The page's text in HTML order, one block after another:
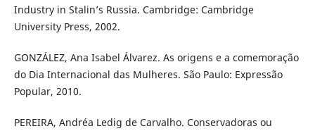
Industry in Stalin’s Russia. Cambridge: Cambridge
University Press, 2002.
GONZÁLEZ, Ana Isabel Álvarez. As origens e a comemoração
do Dia Internacional das Mulheres. São Paulo: Expressão
Popular, 2010.
PEREIRA, Andréa Ledig de Carvalho. Conservadoras ou